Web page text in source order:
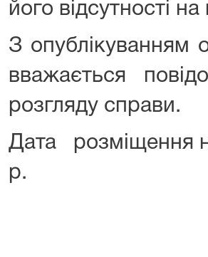
його відсутності
З опублікуванням
вважається
розгляду справи.
Дата розміщення
р.